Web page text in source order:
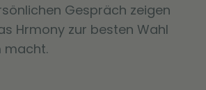
Gespräch zeigen
Hrmony zur besten Wahl
macht.